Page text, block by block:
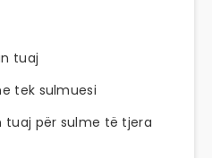
tuaj
tek sulmuesi
tuaj për sulme të tjera